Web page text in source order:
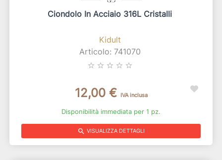
Ciondolo In Acciaio 316L Cristalli
Kidult
Articolo: 741070
star_border star_border star_border star_border star_border
12,00 € IVA inclusa
Disponibilità immediata per 1 pz.
search VISUALIZZA DETTAGLI